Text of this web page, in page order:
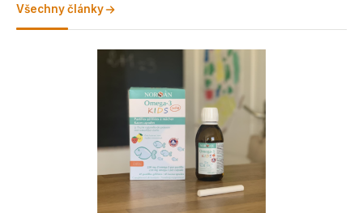
Všechny články